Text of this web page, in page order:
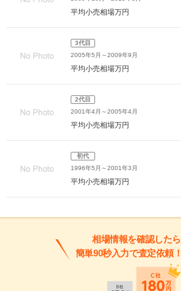
平均小売相場万円
3代目
2005年5月～2009年9月
平均小売相場万円
2代目
2001年4月～2005年4月
平均小売相場万円
初代
1996年5月～2001年3月
平均小売相場万円
相場情報を確認したら
簡単90秒入力で査定依頼！